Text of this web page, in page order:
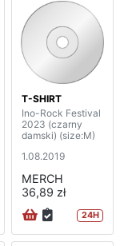
T-SHIRT
Ino-Rock Festival
2023 (czarny
damski) (size:M)
1.08.2019
MERCH
36,89 zł
24H